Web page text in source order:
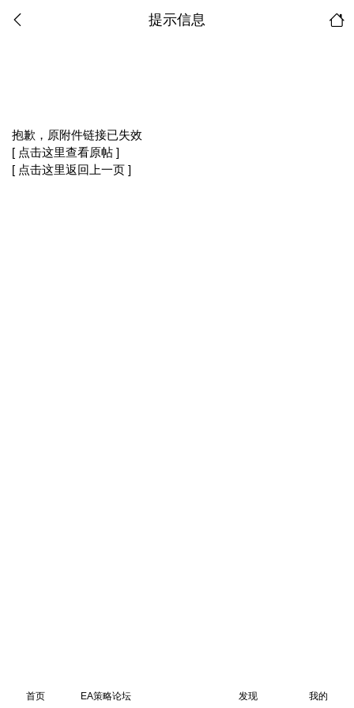
提示信息
抱歉，原附件链接已失效
[ 点击这里查看原帖 ]
[ 点击这里返回上一页 ]
首页 EA策略论坛 发现 我的